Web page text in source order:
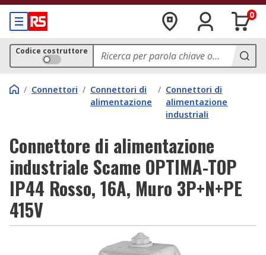
0
Codice costruttore
/ Connettori / Connettori di
alimentazione
/ Connettori di
alimentazione
industriali
Connettore di alimentazione
industriale Scame OPTIMA-TOP
IP44 Rosso, 16A, Muro 3P+N+PE
415V